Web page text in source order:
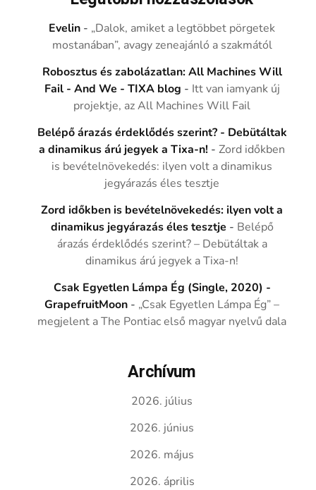
Evelin - „Dalok, amiket a legtöbbet pörgetek
mostanában”, avagy zeneajánló a szakmától
Robosztus és zabolázatlan: All Machines Will
Fail - And We - TIXA blog - Itt van iamyank új
projektje, az All Machines Will Fail
Belépő árazás érdeklődés szerint? - Debütáltak
a dinamikus árú jegyek a Tixa-n! -Zord időkben
is bevételnövekedés: ilyen volt a dinamikus
jegyárazás éles tesztje
Zord időkben is bevételnövekedés: ilyen volt a
dinamikus jegyárazás éles tesztje - Belépő
árazás érdeklődés szerint? – Debütáltak a
dinamikus árú jegyek a Tixa-n!
Csak Egyetlen Lámpa Ég (Single, 2020) -
GrapefruitMoon - „Csak Egyetlen Lámpa Ég” –
megjelent a The Pontiac első magyar nyelvű dala
Archívum
2026. július
2026. június
2026. május
2026. április